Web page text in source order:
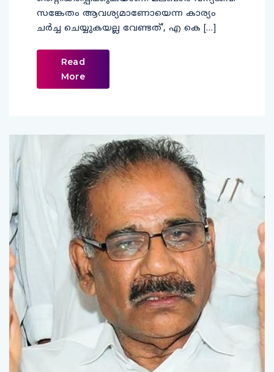
സങ്കേതം ആവശ്യമാണോയെന്ന കാര്യം
ചർച്ച ചെയ്യുകയല്ല വേണ്ടത്’, എ കെ […]
Read
More